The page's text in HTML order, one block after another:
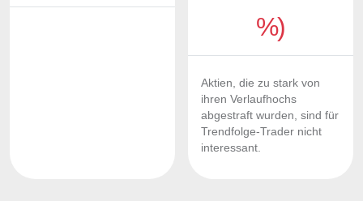
%)
Aktien, die zu stark von
ihren Verlaufhochs
abgestraft wurden, sind für
Trendfolge-Trader nicht
interessant.